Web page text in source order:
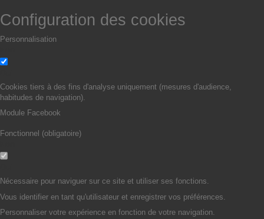
Configuration des cookies
Personnalisation
Cookies tiers à des fins d'analyse uniquement (mesures d'audience,
habitudes de navigation).
Module Facebook
Fonctionnel (obligatoire)
Nécessaire pour naviguer sur ce site et utiliser ses fonctions.
Vous identifier en tant qu'utilisateur et enregistrer vos préférences.
Personnaliser votre expérience en fonction de votre navigation.